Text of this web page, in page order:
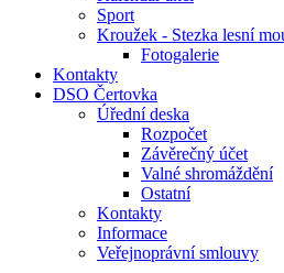
Sport
Kroužek - Stezka lesní
Fotogalerie
Kontakty
DSO Čertovka
Úřední deska
Rozpočet
Závěrečný účet
Valné shromáždění
Ostatní
Kontakty
Informace
Veřejnoprávní smlouvy